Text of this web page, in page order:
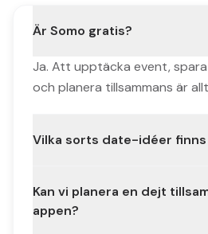
Är Somo gratis?
Ja. Att upptäcka event,
och planera tillsammans är
Vilka sorts date-idéer finns
utställningar, marknader,
spontana pop-ups i alla
Kan vi planera en dejt
appen?